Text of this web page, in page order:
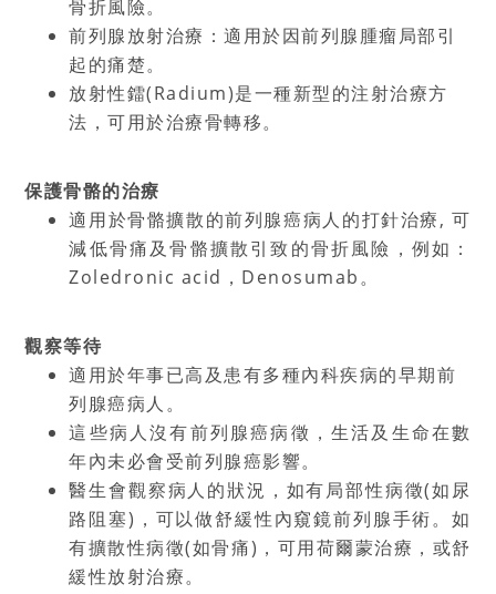
骨折風險。
前列腺放射治療：適用於因前列腺腫瘤局部引
起的痛楚。
放射性鐳(Radium)是一種新型的注射治療方
法，可用於治療骨轉移。
保護骨骼的治療
適用於骨骼擴散的前列腺癌病人的打針治療,可
減低骨痛及骨骼擴散引致的骨折風險，例如：
Zoledronic acid ， Denosumab。
觀察等待
適用於年事已高及患有多種內科疾病的早期前
列腺癌病人。
這些病人沒有前列腺癌病徵，生活及生命在數
年內未必會受前列腺癌影響。
醫生會觀察病人的狀況，如有局部性病徵(如尿
路阻塞) ，可以做舒緩性內窺鏡前列腺手術。如
有擴散性病徵(如骨痛) ，可用荷爾蒙治療，或舒
緩性放射治療。